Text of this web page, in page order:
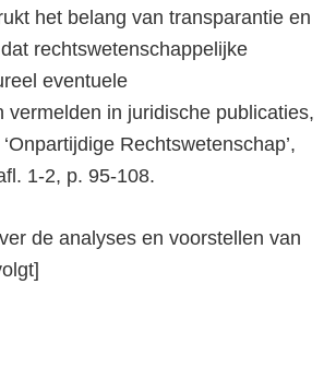
het belang van transparantie en
rechtswetenschappelijke
eventuele
vermelden in juridische publicaties,
Rechtswetenschap’,
1-2, p. 95-108.
de analyses en voorstellen van